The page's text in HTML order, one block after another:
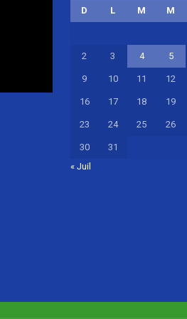
D L M M
2 3 4 5
9 10 11 12
16 17 18 19
23 24 25 26
30
31
« Juil